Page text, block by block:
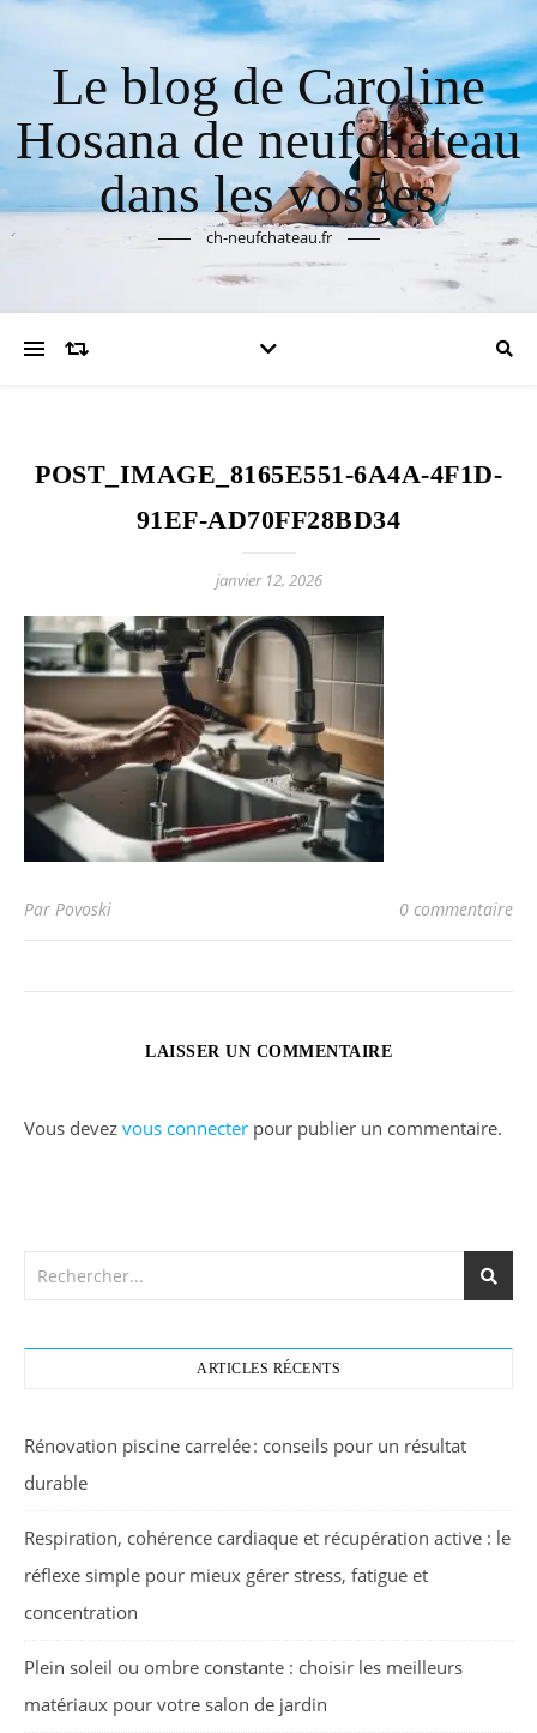
Le blog de Caroline
Hosana de neufchateau
dans les vosges
ch-neufchateau.fr
POST_IMAGE_8165E551-6A4A-4F1D-
91EF-AD70FF28BD34
janvier 12, 2026
Par Povoski 0 commentaire
LAISSER UN COMMENTAIRE
Vous devez vous connecter pour publier un commentaire.
ARTICLES RÉCENTS
Rénovation piscine carrelée : conseils pour un résultat
durable
Respiration, cohérence cardiaque et récupération active : le
réflexe simple pour mieux gérer stress, fatigue et
concentration
Plein soleil ou ombre constante : choisir les meilleurs
matériaux pour votre salon de jardin